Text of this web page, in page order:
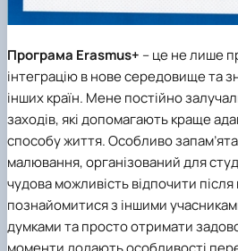
Програма Erasmus+ – це не лише
інтеграцію в нове середовище та
інших країн. Мене постійно
заходів, які допомагають краще
способу життя. Особливо
малювання, організований для
чудова можливість відпочити
познайомитися з іншими
думками та просто отримати